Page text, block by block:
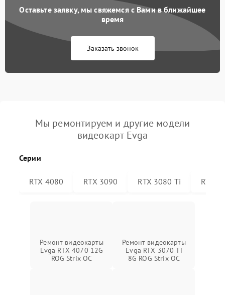
Оставьте заявку, мы свяжемся с Вами в ближайшее
время
Заказать звонок
Мы ремонтируем и другие модели
видеокарт Evga
Серии
RTX 4080 RTX 3090 RTX 3080 Ti RTX
Ремонт видеокарты
Evga RTX 4070 12G
ROG Strix OC
Ремонт видеокарты
Evga RTX 3070 Ti
8G ROG Strix OC